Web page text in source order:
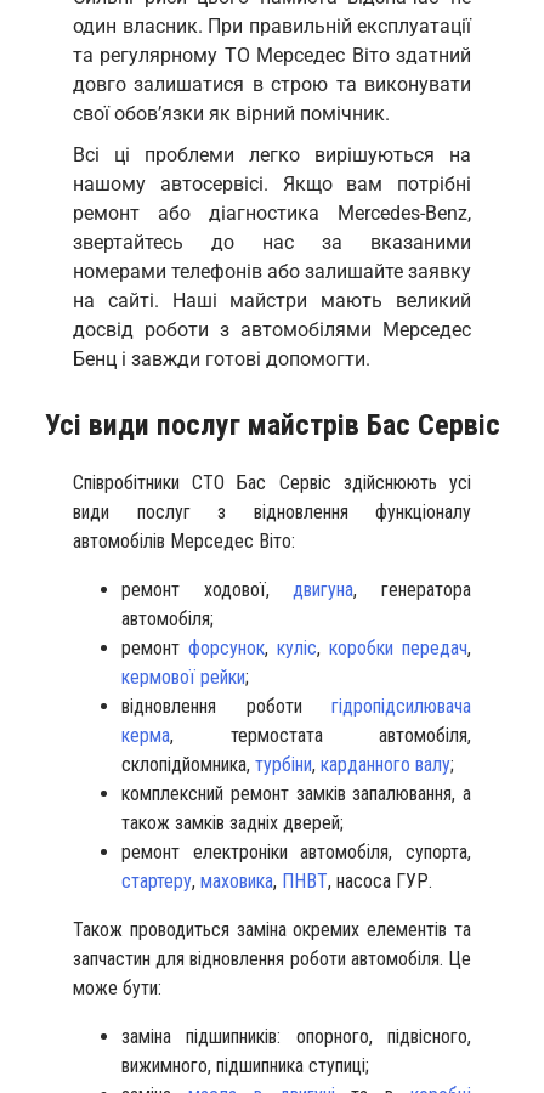
один власник. При правильній експлуатації
та регулярному ТО Мерседес Віто здатний
довго залишатися в строю та виконувати
свої обов’язки як вірний помічник.
Всі ці проблеми легко вирішуються на
нашому автосервісі. Якщо вам потрібні
ремонт або діагностика Mercedes-Benz,
звертайтесь до нас за вказаними
номерами телефонів або залишайте заявку
на сайті. Наші майстри мають великий
досвід роботи з автомобілями Мерседес
Бенц і завжди готові допомогти.
Усі види послуг майстрів Бас Сервіс
Співробітники СТО Бас Сервіс здійснюють усі
види послуг з відновлення функціоналу
автомобілів Мерседес Віто:
ремонт ходової,двигуна, генератора
автомобіля;
ремонт форсунок, куліс, коробки передач,
кермової рейки;
відновлення роботи гідропідсилювача
керма, термостата автомобіля,
склопідйомника, турбіни, карданного валу;
комплексний ремонт замків запалювання, а
також замків задніх дверей;
ремонт електроніки автомобіля, супорта,
стартеру, маховика, ПНВТ, насоса ГУР.
Також проводиться заміна окремих елементів та
запчастин для відновлення роботи автомобіля. Це
може бути:
заміна підшипників: опорного, підвісного,
вижимного, підшипника ступиці;